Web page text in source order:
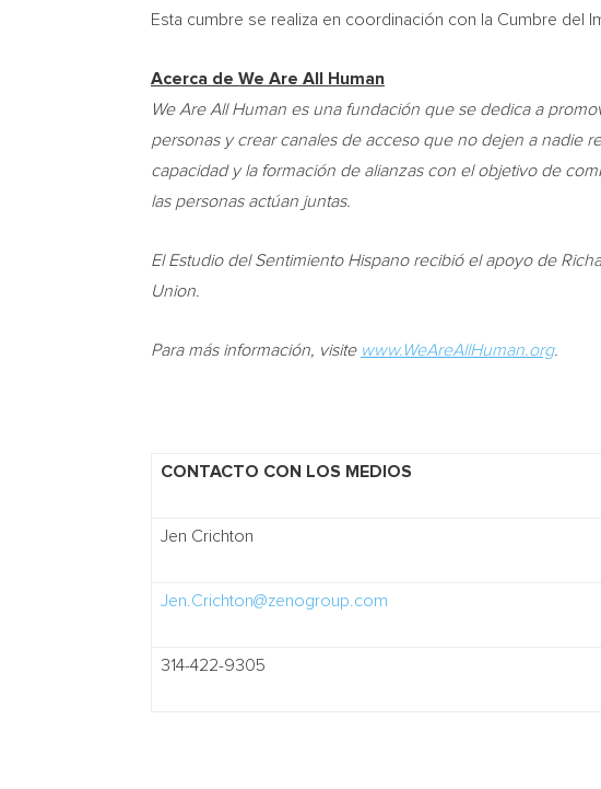
Esta cumbre se realiza en coordinación con la Cumbre del
Acerca de We Are All Human
We Are All Human es una fundación que se dedica a
personas y crear canales de acceso que no dejen a nadie
capacidad y la formación de alianzas con el objetivo de
las personas actúan juntas.
El Estudio del Sentimiento Hispano recibió el apoyo de
Union.
Para más información, visite www.WeAreAllHuman.org.
CONTACTO CON LOS MEDIOS
Jen Crichton
Jen.Crichton@zenogroup.com
314-422-9305